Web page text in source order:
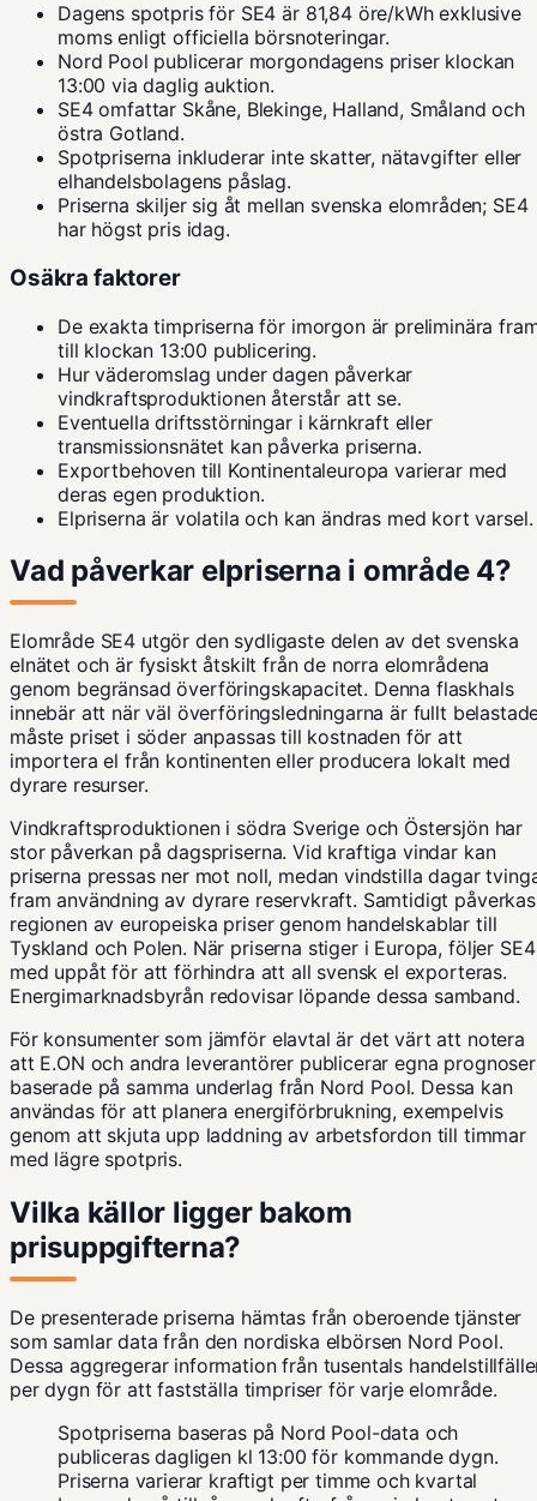
Dagens spotpris för SE4 är 81,84 öre/kWh exklusive
moms enligt officiella börsnoteringar.
Nord Pool publicerar morgondagens priser klockan
13:00 via daglig auktion.
SE4 omfattar Skåne, Blekinge, Halland, Småland och
östra Gotland.
Spotpriserna inkluderar inte skatter, nätavgifter eller
elhandelsbolagens påslag.
Priserna skiljer sig åt mellan svenska elområden; SE4
har högst pris idag.
Osäkra faktorer
De exakta timpriserna för imorgon är preliminära
till klockan 13:00 publicering.
Hur väderomslag under dagen påverkar
vindkraftsproduktionen återstår att se.
Eventuella driftsstörningar i kärnkraft eller
transmissionsnätet kan påverka priserna.
Exportbehoven till Kontinentaleuropa varierar med
deras egen produktion.
Elpriserna är volatila och kan ändras med kort varsel.
Vad påverkar elpriserna i område 4?
Elområde SE4 utgör den sydligaste delen av det svenska
elnätet och är fysiskt åtskilt från de norra elområdena
genom begränsad överföringskapacitet. Denna flaskhals
innebär att när väl överföringsledningarna är fullt
måste priset i söder anpassas till kostnaden för att
importera el från kontinenten eller producera lokalt med
dyrare resurser.
Vindkraftsproduktionen i södra Sverige och Östersjön har
stor påverkan på dagspriserna. Vid kraftiga vindar kan
priserna pressas ner mot noll, medan vindstilla dagar
fram användning av dyrare reservkraft. Samtidigt påverkas
regionen av europeiska priser genom handelskablar till
Tyskland och Polen. När priserna stiger i Europa, följer SE4
med uppåt för att förhindra att all svensk el exporteras.
Energimarknadsbyrånredovisar löpande dessa samband.
För konsumenter som jämför elavtal är det värt att notera
att E.ON och andra leverantörer publicerar egna prognoser
baserade på samma underlag från Nord Pool. Dessa kan
användas för att planera energiförbrukning, exempelvis
genom att skjuta upp laddning av arbetsfordontill timmar
med lägre spotpris.
Vilka källor ligger bakom
prisuppgifterna?
De presenterade priserna hämtas från oberoende tjänster
som samlar data från den nordiska elbörsen Nord Pool.
Dessa aggregerar information från tusentals
per dygn för att fastställa timpriser för varje elområde.
Spotpriserna baseras på Nord Pool-data och
publiceras dagligen kl 13:00 för kommande dygn.
Priserna varierar kraftigt per timme och kvartal